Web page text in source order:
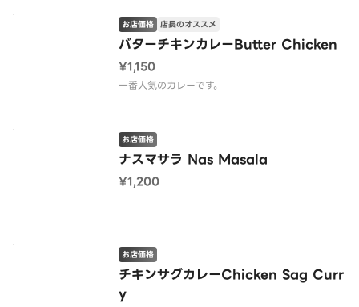
バターチキンカレーButter Chicken
お店価格 店長のオススメ
¥1,150
一番人気のカレーです。
ナスマサラ Nas Masala
お店価格
¥1,200
チキンサグカレーChicken Sag Curr
y
お店価格